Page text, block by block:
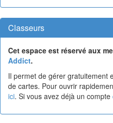
Classeurs
Cet espace est réservé aux
Addict.
Il permet de gérer gratuitement
de cartes. Pour ouvrir
ici. Si vous avez déjà un compte